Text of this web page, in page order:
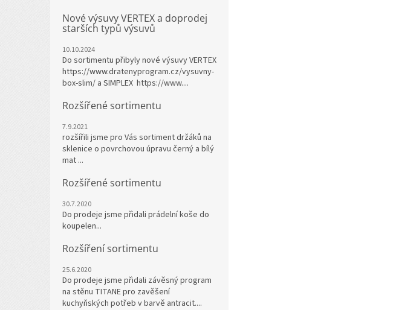
Nové výsuvy VERTEX a doprodej
starších typů výsuvů
10.10.2024
Do sortimentu přibyly nové výsuvy VERTEX
https://www.dratenyprogram.cz/vysuvny-
box-slim/ a SIMPLEX https://www....
Rozšířené sortimentu
7.9.2021
rozšířili jsme pro Vás sortiment držáků na
sklenice o povrchovou úpravu černý a bílý
mat ...
Rozšířené sortimentu
30.7.2020
Do prodeje jsme přidali prádelní koše do
koupelen...
Rozšíření sortimentu
25.6.2020
Do prodeje jsme přidali závěsný program
na stěnu TITANE pro zavěšení
kuchyňských potřeb v barvě antracit....